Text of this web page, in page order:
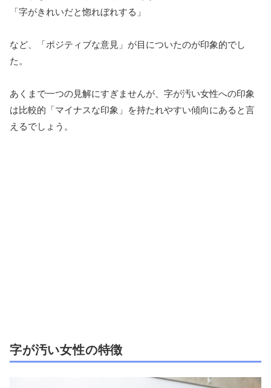
「字がきれいだと惚れぼれする」
など、「ポジティブな意見」が目についたのが印象的でし
た。
あくまで一つの見解にすぎませんが、字が汚い女性への印象
は比較的「マイナスな印象」を持たれやすい傾向にあると言
えるでしょう。
字が汚い女性の特徴